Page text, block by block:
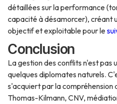
détaillées sur la performance
capacité à désamorcer), créant
objectif et exploitable pour le
Conclusion
La gestion des conflits n'est pas
quelques diplomates naturels.
s'acquiert par la compréhension
Thomas-Kilmann, CNV,